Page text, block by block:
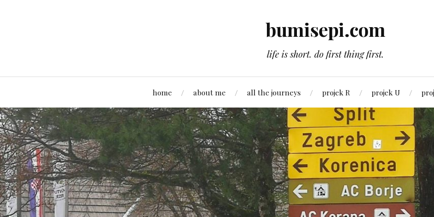
bumisepi.com
life is short. do first thing first.
home about me all the journeys projek R projek U